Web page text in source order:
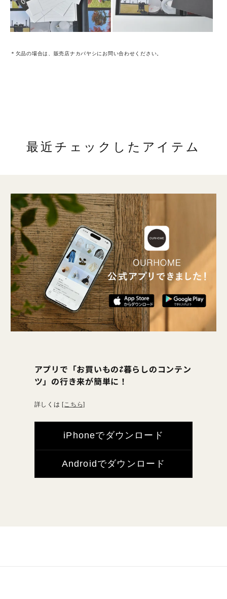
＊欠品の場合は、販売店ナカバヤシにお問い合わせください。
最近チェックしたアイテム
アプリで「お買いもの⇄暮らしのコンテン
ツ」の行き来が簡単に！
詳しくは [こちら]
iPhoneでダウンロード
Androidでダウンロード